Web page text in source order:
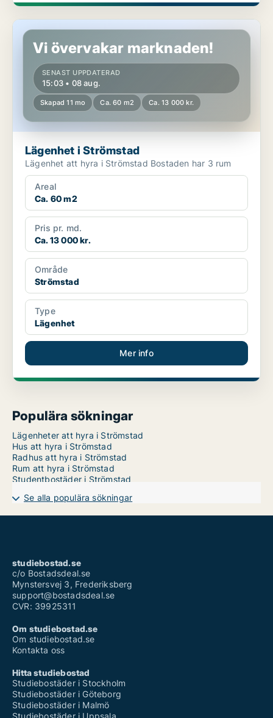
Lägenhet i Strömstad
Vi övervakar marknaden!
SENAST UPPDATERAD
15:03 • 08 aug.
Skapad 11 mo Ca. 60 m2 Ca. 13 000 kr.
Lägenhet i Strömstad
Lägenhet att hyra i Strömstad Bostaden har 3 rum
Areal
Ca. 60 m2
Pris pr. md.
Ca. 13 000 kr.
Område
Strömstad
Type
Lägenhet
Mer info
Populära sökningar
Lägenheter att hyra i Strömstad
Hus att hyra i Strömstad
Radhus att hyra i Strömstad
Rum att hyra i Strömstad
Studentbostäder i Strömstad
Se alla populära sökningar
studiebostad.se
c/o Bostadsdeal.se
Mynstersvej 3, Frederiksberg
support@bostadsdeal.se
CVR: 39925311
Om studiebostad.se
Om studiebostad.se
Kontakta oss
Hitta studiebostad
Studiebostäder i Stockholm
Studiebostäder i Göteborg
Studiebostäder i Malmö